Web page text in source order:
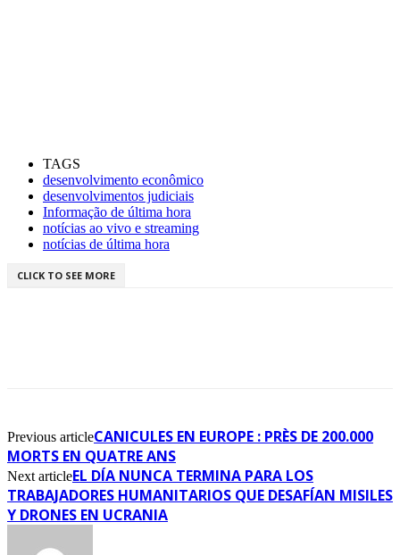
TAGS
desenvolvimento econômico
desenvolvimentos judiciais
Informação de última hora
notícias ao vivo e streaming
notícias de última hora
CLICK TO SEE MORE
Previous articleCANICULES EN EUROPE : PRÈS DE 200.000
MORTS EN QUATRE ANS
Next articleEL DÍA NUNCA TERMINA PARA LOS
TRABAJADORES HUMANITARIOS QUE DESAFÍAN MISILES
Y DRONES EN UCRANIA